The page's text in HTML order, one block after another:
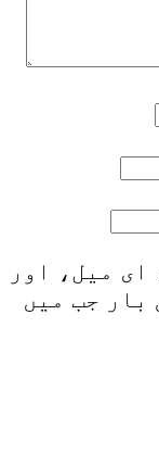
میل، اور
بار جب میں